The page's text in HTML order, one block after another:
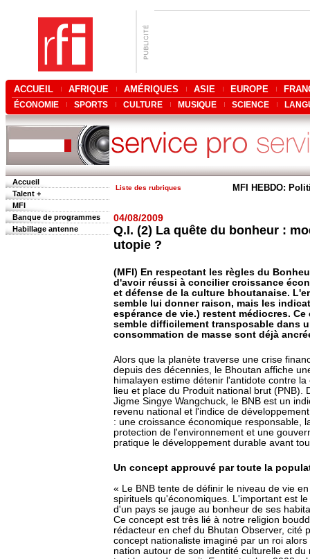
ACCUEIL AFRIQUE AMÉRIQUES ASIE EUROPE
ÉCONOMIE SPORTS CULTURE MUSIQUE SCIENCE
Accueil
Talent +
MFI
Banque de programmes
Habillage antenne
Liste des rubriques MFI HEBDO:
04/08/2009
Q.I. (2) La quête du bonheur :
utopie ?
(MFI) En respectant les règles du
d'avoir réussi à concilier croissance
et défense de la culture bhoutanaise.
semble lui donner raison, mais les
espérance de vie.) restent médiocres.
semble difficilement transposable dans
consommation de masse sont déjà
Alors que la planète traverse une crise
depuis des décennies, le Bhoutan affiche
himalayen estime détenir l'antidote contre
lieu et place du Produit national brut
Jigme Singye Wangchuck, le BNB est un
revenu national et l'indice de
: une croissance économique responsable,
protection de l'environnement et une
pratique le développement durable avant
Un concept approuvé par toute la
« Le BNB tente de définir le niveau de vie
spirituels qu'économiques. L'important est
d'un pays se jauge au bonheur de ses
Ce concept est très lié à notre religion
rédacteur en chef du Bhutan Observer, cité
concept nationaliste imaginé par un roi
nation autour de son identité culturelle et